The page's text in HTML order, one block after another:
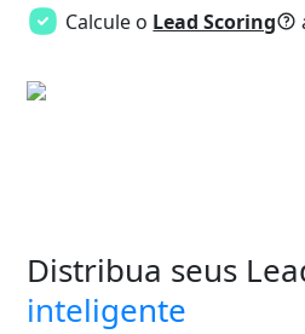
Calcule o Lead Scoring
Distribua seus
inteligente